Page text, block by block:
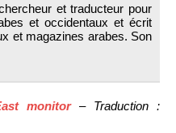
et traducteur pour
et occidentaux et écrit
et magazines arabes. Son
monitor– Traduction :